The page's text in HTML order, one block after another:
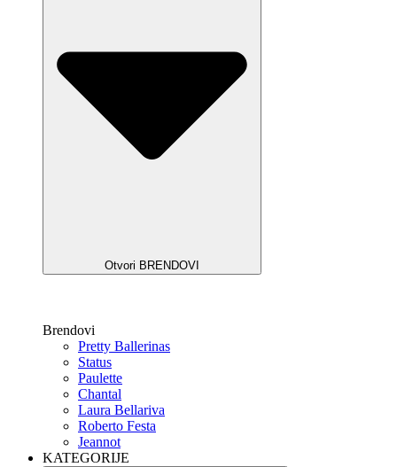
Otvori BRENDOVI
Brendovi
Pretty Ballerinas
Status
Paulette
Chantal
Laura Bellariva
Roberto Festa
Jeannot
KATEGORIJE